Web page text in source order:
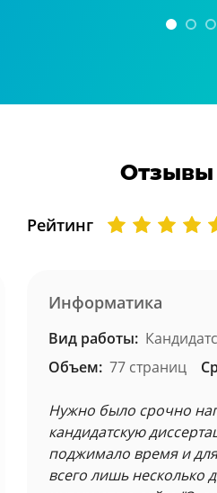
Отзывы
Рейтинг
Информатика
Вид работы:
Объем: 77 страниц
Нужно было срочно
кандидатскую
поджимало время и
всего лишь несколько